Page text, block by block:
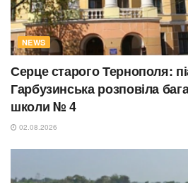
NEWS
Серце старого Тернополя:
Гарбузинська розповіла
школи № 4
02.08.2026